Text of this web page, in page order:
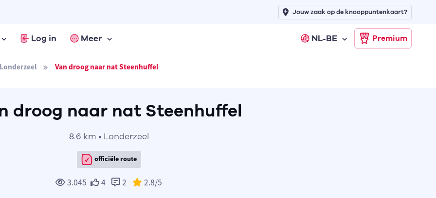
Log in Meer NL-BE Premium
Jouw zaak op de knooppuntenkaart?
Van droog naar nat Steenhuffel
droog naar nat Steenhuffel
8.6 km • Londerzeel
officiële route
3.045 4 2 2.8/5